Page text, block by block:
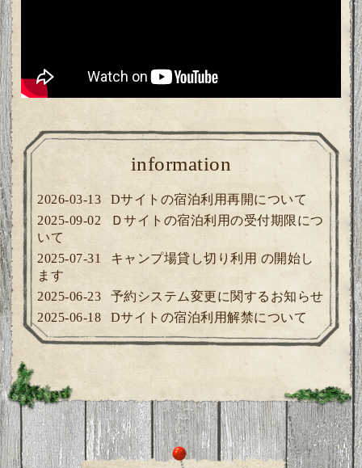
information
2026-03-13
Dサイトの宿泊利用再開について
2025-09-02
Ｄサイトの宿泊利用の受付期限につ
いて
2025-07-31
キャンプ場貸し切り利用 の開始し
ます
2025-06-23
予約システム変更に関するお知らせ
2025-06-18
Dサイトの宿泊利用解禁について